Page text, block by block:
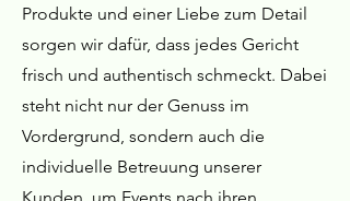
Produkte und einer Liebe zum Detail
sorgen wir dafür, dass jedes Gericht
frisch und authentisch schmeckt. Dabei
steht nicht nur der Genuss im
Vordergrund, sondern auch die
individuelle Betreuung unserer